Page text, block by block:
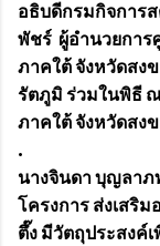
อธิบดีกรมกิจการ
พัชร์ ผู้อำนวยการ
ภาคใต้ จังหวัดสง
รัตภูมิ ร่วมในพิธี
ภาคใต้ จังหวัดสง
.
นางจินดา บุญลาภ
โครงการ ส่งเสริ
ตึ๊ง มีวัตถุประสงค์